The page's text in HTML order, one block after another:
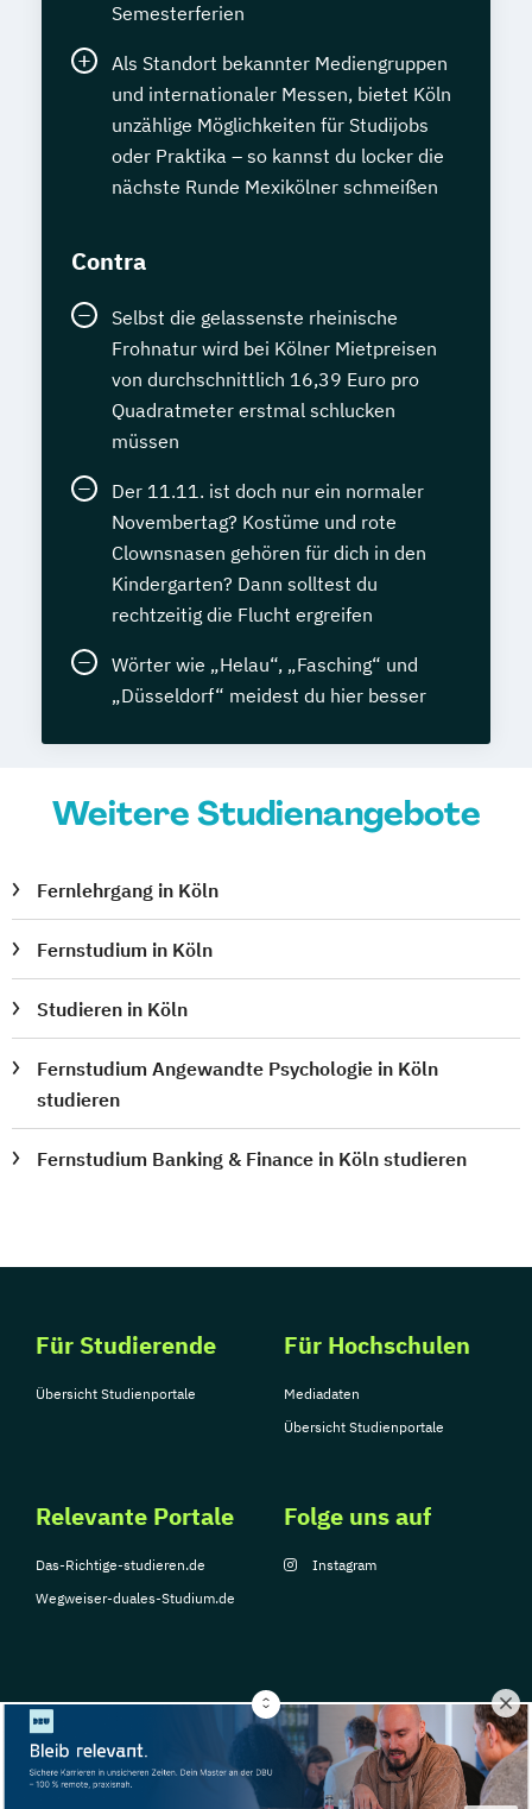
Semesterferien
Als Standort bekannter Mediengruppen
und internationaler Messen, bietet Köln
unzählige Möglichkeiten für Studijobs
oder Praktika – so kannst du locker die
nächste Runde Mexikölner schmeißen
Contra
Selbst die gelassenste rheinische
Frohnatur wird bei Kölner Mietpreisen
von durchschnittlich 16,39 Euro pro
Quadratmeter erstmal schlucken
müssen
Der 11.11. ist doch nur ein normaler
Novembertag? Kostüme und rote
Clownsnasen gehören für dich in den
Kindergarten? Dann solltest du
rechtzeitig die Flucht ergreifen
Wörter wie „Helau“, „Fasching“ und
„Düsseldorf“ meidest du hier besser
Weitere Studienangebote
Fernlehrgang in Köln
Fernstudium in Köln
Studieren in Köln
Fernstudium Angewandte Psychologie in Köln
studieren
Fernstudium Banking & Finance in Köln studieren
Für Studierende
Übersicht Studienportale
Für Hochschulen
Mediadaten
Übersicht Studienportale
Relevante Portale
Das-Richtige-studieren.de
Wegweiser-duales-Studium.de
Folge uns auf
Instagram
© Copyright 2026, TarGroup Media GmbH
Impressum
Über Datenschutzerklärung Nutzungsbedingungen